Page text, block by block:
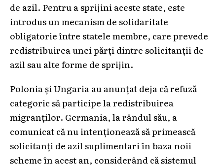
de azil. Pentru a sprijini aceste state, este
introdus un mecanism de solidaritate
obligatorie între statele membre, care prevede
redistribuirea unei părți dintre solicitanții de
azil sau alte forme de sprijin.
Polonia și Ungaria au anunțat deja că refuză
categoric să participe la redistribuirea
migranților. Germania, la rândul său, a
comunicat că nu intenționează să primească
solicitanți de azil suplimentari în baza noii
scheme în acest an, considerând că sistemul